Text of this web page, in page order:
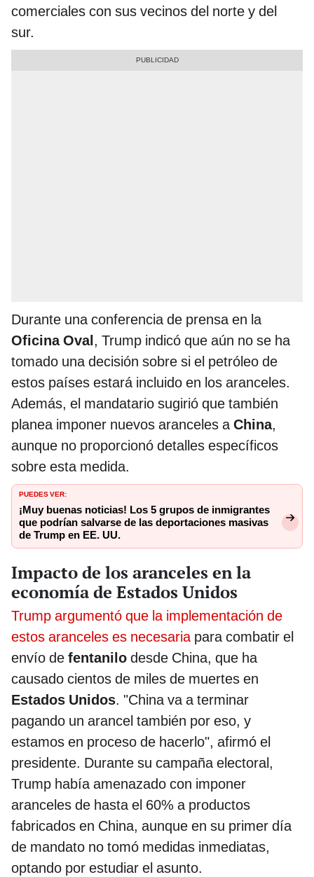
comerciales con sus vecinos del norte y del
sur.
Durante una conferencia de prensa en la
Oficina Oval, Trump indicó que aún no se ha
tomado una decisión sobre si el petróleo de
estos países estará incluido en los aranceles.
Además, el mandatario sugirió que también
planea imponer nuevos aranceles aChina,
aunque no proporcionó detalles específicos
sobre esta medida.
PUEDES VER:
¡Muy buenas noticias! Los 5 grupos de inmigrantes
que podrían salvarse de las deportaciones masivas
de Trump en EE. UU.
Impacto de los aranceles en la
economía de Estados Unidos
Trump argumentó que la implementación de
estos aranceles es necesariapara combatir el
envío de fentanilo desde China, que ha
causado cientos de miles de muertes en
Estados Unidos. "China va a terminar
pagando un arancel también por eso, y
estamos en proceso de hacerlo", afirmó el
presidente. Durante su campaña electoral,
Trump había amenazado con imponer
aranceles de hasta el 60% a productos
fabricados en China, aunque en su primer día
de mandato no tomó medidas inmediatas,
optando por estudiar el asunto.